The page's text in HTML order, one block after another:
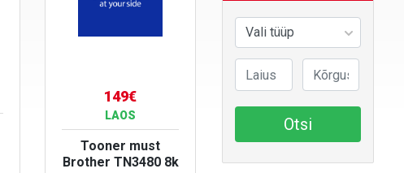
149€
LAOS
Tooner must
Brother TN3480 8k
Otsi